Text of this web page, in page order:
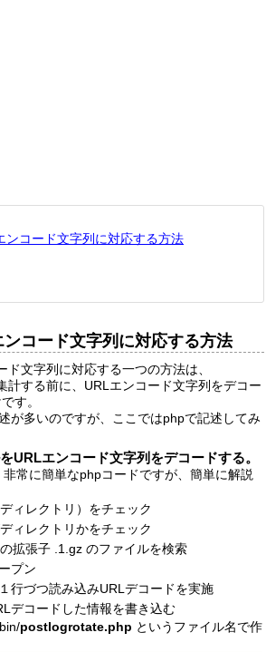
ンコード文字列に対応する方法
コード文字列に対応する方法
文字列に対応する一つの方法は、
計する前に、URLエンコード文字列をデコー
す。
が多いのですが、ここではphpで記述してみ
URLエンコード文字列をデコードする。
常に簡単なphpコードですが、簡単に解説
ィレクトリ）をチェック
ィレクトリかをチェック
拡張子 .1.gz のファイルを検索
プン
行づつ読み込みURLデコードを実施
デコードした情報を書き込む
postlogrotate.php というファイル名で作